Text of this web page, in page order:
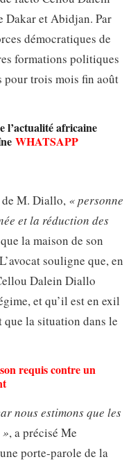
Dakar et Abidjan. Par
démocratiques de
formations politiques
pour trois mois fin août
l’actualité africaine
WHATSAPP
M. Diallo, « personne
et la réduction des
la maison de son
souligne que, en
Dalein Diallo
et qu’il est en exil
que la situation dans le
requis contre un
nous estimons que les
, a précisé Me
porte-parole de la